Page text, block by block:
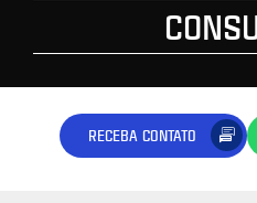
RECEBA CONTATO